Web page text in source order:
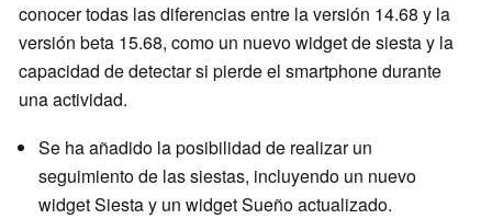
conocer todas las diferencias entre la versión 14.68 y la
versión beta 15.68, como un nuevo widget de siesta y la
capacidad de detectar si pierde el smartphone durante
una actividad.
Se ha añadido la posibilidad de realizar un
seguimiento de las siestas, incluyendo un nuevo
widget Siesta y un widget Sueño actualizado.